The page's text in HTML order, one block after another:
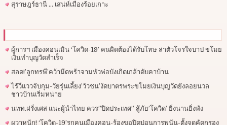
สุราษฎร์ธานี … เสน่ห์เมืองร้อยเกาะ
ผู้การฯ​ เมืองคอนเมิน ‘โควิด-19’ คนผิดต้องได้รับโทษ ล่าตัวโจรใจบาป ขโมย
เงินทำบุญวัดสำเร็จ
สลด!’ลูกทรพี’คว้ามีดพร้าจามหัวพ่อบังเกิดเกล้าดับคาบ้าน
ไร้วี่แววจับกุม-วัยรุ่นเลี้ยง’วัวชน’งัดบาตรพระขโมยเงินบุญวัดยังลอยนวล
ชาวบ้านเริ่มหน่าย
นทท.ฝรั่งเศส แนะผู้นำไทย ควร”ปิดประเทศ” สู้ภัย’โควิด’ ยิ่งนานยิ่งพัง
ผวาหนัก! ‘โควิด-19’รุกคนเมืองคอน-ร้องขอปิดบ่อนการพนัน-ตั้งจุดคัดกรอง